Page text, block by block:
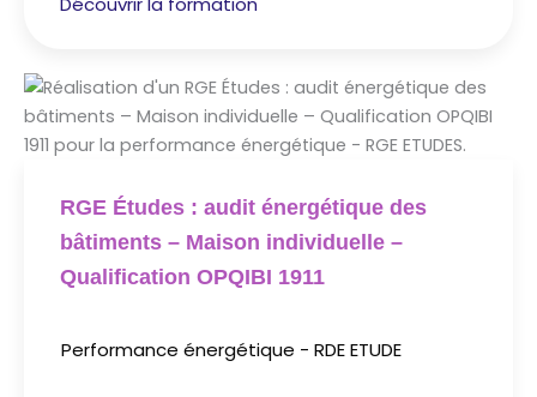
RGE Études : audit énergétique des
bâtiments – Maison individuelle –
Qualification OPQIBI 1911
Performance énergétique - RDE ETUDE